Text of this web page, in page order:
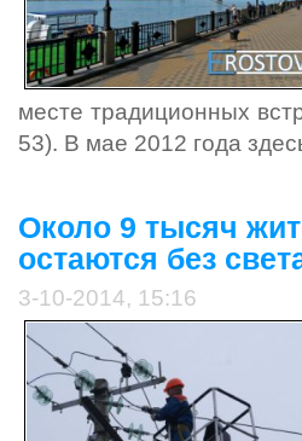
месте традиционных
53). В мае 2012 года
Около 9 тысяч
остаются без
3-10-2014, 15:16